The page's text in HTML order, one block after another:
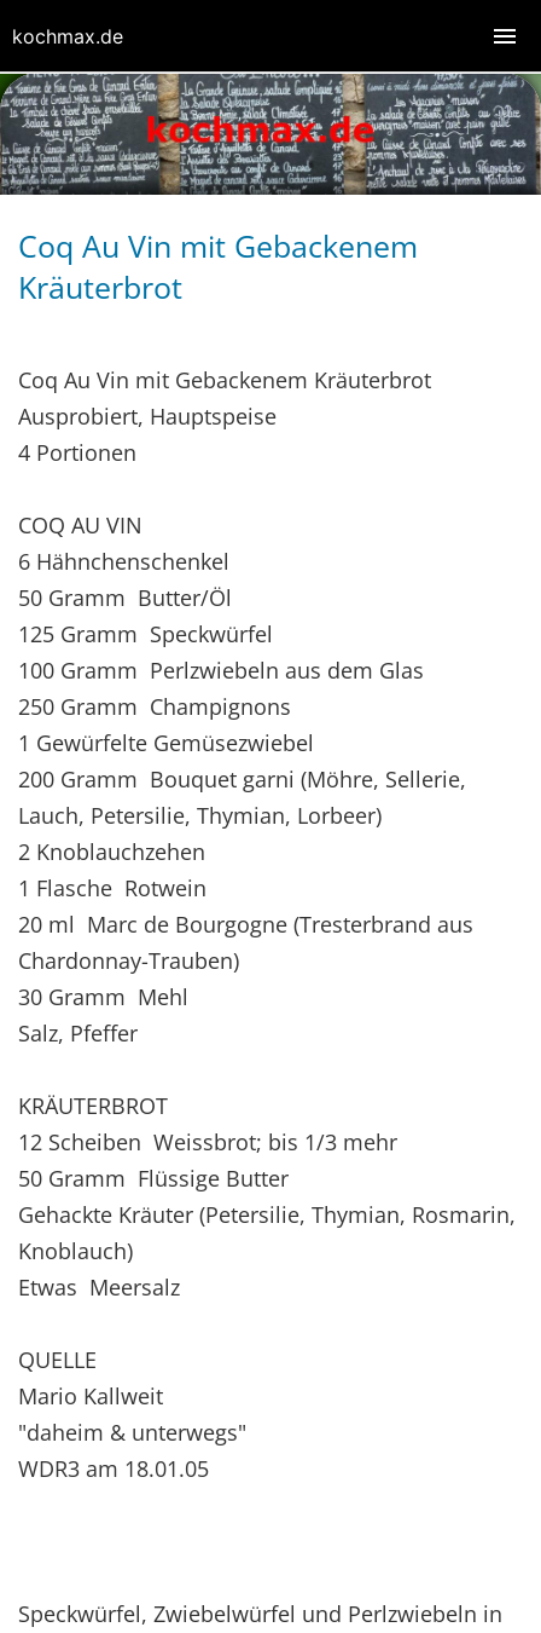
Coq Au Vin mit Gebackenem
Kräuterbrot
Coq Au Vin mit Gebackenem Kräuterbrot
Ausprobiert, Hauptspeise
4 Portionen
COQ AU VIN
6 Hähnchenschenkel
50 Gramm Butter/Öl
125 Gramm Speckwürfel
100 Gramm Perlzwiebeln aus dem Glas
250 Gramm Champignons
1 Gewürfelte Gemüsezwiebel
200 Gramm Bouquet garni (Möhre, Sellerie,
Lauch, Petersilie, Thymian, Lorbeer)
2 Knoblauchzehen
1 Flasche Rotwein
20 ml Marc de Bourgogne (Tresterbrand aus
Chardonnay-Trauben)
30 Gramm Mehl
Salz, Pfeffer
KRÄUTERBROT
12 Scheiben Weissbrot; bis 1/3 mehr
50 Gramm Flüssige Butter
Gehackte Kräuter (Petersilie, Thymian, Rosmarin,
Knoblauch)
Etwas Meersalz
QUELLE
Mario Kallweit
"daheim & unterwegs"
WDR3 am 18.01.05
Speckwürfel, Zwiebelwürfel und Perlzwiebeln in
kochmax.de